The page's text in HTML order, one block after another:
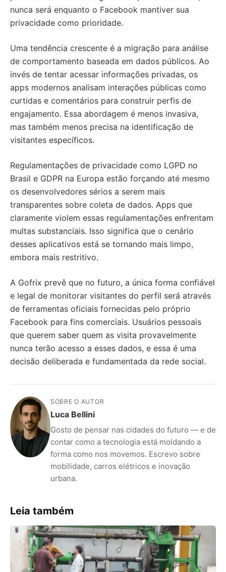
nunca será enquanto o Facebook mantiver sua
privacidade como prioridade.
Uma tendência crescente é a migração para análise
de comportamento baseada em dados públicos. Ao
invés de tentar acessar informações privadas, os
apps modernos analisam interações públicas como
curtidas e comentários para construir perfis de
engajamento. Essa abordagem é menos invasiva,
mas também menos precisa na identificação de
visitantes específicos.
Regulamentações de privacidade como LGPD no
Brasil e GDPR na Europa estão forçando até mesmo
os desenvolvedores sérios a serem mais
transparentes sobre coleta de dados. Apps que
claramente violem essas regulamentações enfrentam
multas substanciais. Isso significa que o cenário
desses aplicativos está se tornando mais limpo,
embora mais restritivo.
A Gofrix prevê que no futuro, a única forma confiável
e legal de monitorar visitantes do perfil será através
de ferramentas oficiais fornecidas pelo próprio
Facebook para fins comerciais. Usuários pessoais
que querem saber quem as visita provavelmente
nunca terão acesso a esses dados, e essa é uma
decisão deliberada e fundamentada da rede social.
SOBRE O AUTOR
Luca Bellini
Gosto de pensar nas cidades do futuro — e de
contar como a tecnologia está moldando a
forma como nos movemos. Escrevo sobre
mobilidade, carros elétricos e inovação
urbana.
Leia também